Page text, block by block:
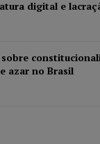
digital e
azar no Brasil